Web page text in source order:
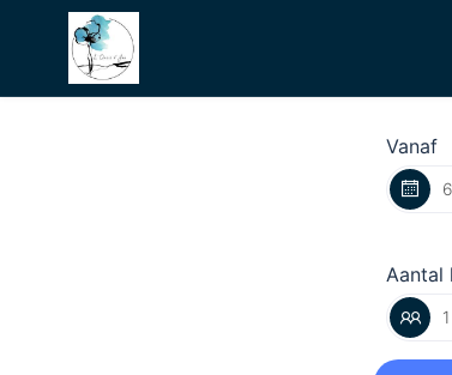
Vanaf
Aantal